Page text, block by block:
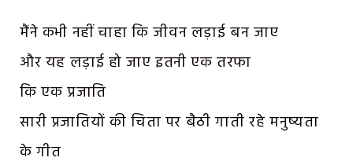
मैंने कभी नहीं चाहा कि जीवन लड़ाई बन जाए
और यह लड़ाई हो जाए इतनी एक तरफा
कि एक प्रजाति
सारी प्रजातियों की चिता पर बैठी गाती रहे मनुष्यता
के गीत